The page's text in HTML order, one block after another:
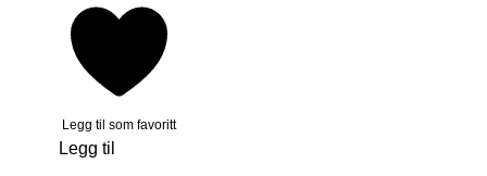
Legg til som favoritt
Legg til